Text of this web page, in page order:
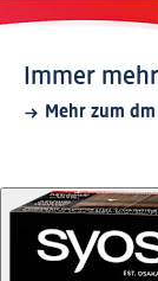
Immer
Mehr zum